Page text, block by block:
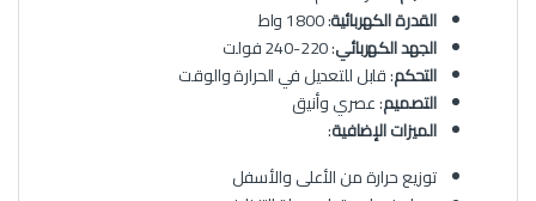
القدرة الكهربائية: 1800 واط
الجهد الكهربائي: 220-240 فولت
التحكم: قابل للتعديل في الحرارة والوقت
التصميم: عصري وأنيق
الميزات الإضافية:
توزيع حرارة من الأعلى والأسفل